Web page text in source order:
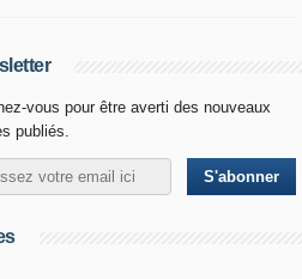
vous pour être averti des nouveaux
publiés.